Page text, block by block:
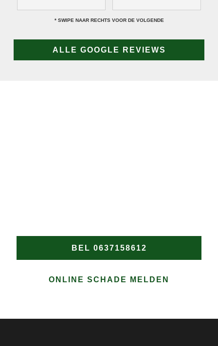
collega kijken naar
het probleem. Omdat
reparatie niet meteen
hij heeft veel kennis
van het vak en werkt
Echt een aanrader!
* SWIPE NAAR RECHTS VOOR DE VOLGENDE
ALLE GOOGLE REVIEWS
BEL 0637158612
ONLINE SCHADE MELDEN